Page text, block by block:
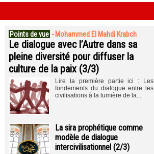
Points de vue - Mohammed El Mahdi Krabch
Le dialogue avec l’Autre dans sa
pleine diversité pour diffuser la
culture de la paix (3/3)
Lire la première partie ici : Les
fondements du dialogue entre les
civilisations à la lumière de la...
La sira prophétique comme
modèle de dialogue
intercivilisationnel (2/3)